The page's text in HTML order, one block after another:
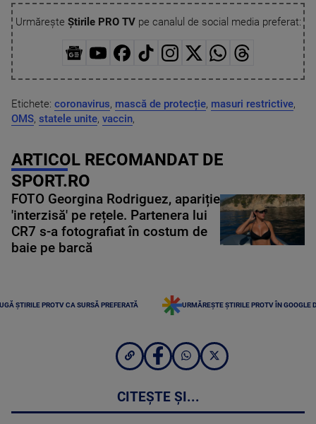
Urmărește Știrile PRO TVpe canalul de social media preferat:
Etichete: coronavirus, mască de protecție, masuri restrictive,
OMS, statele unite, vaccin,
ARTICOL RECOMANDAT DE
SPORT.RO
FOTO Georgina Rodriguez, apariție
'interzisă' pe rețele. Partenera lui
CR7 s-a fotografiat în costum de
baie pe barcă
ȘTIRILE PROTV CA SURSĂ PREFERATĂ URMĂREȘTE ȘTIRILE PROTV ÎN GOOGLE
CITEȘTE ȘI...